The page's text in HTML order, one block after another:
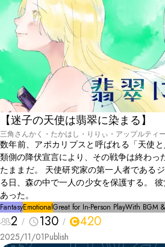
【迷子の天使は翡翠に染まる】
三角さんかく・たかはし・りりぃ・アップルティー
数年前、アポカリプスと呼ばれる「天使
類側の降伏宣言により、その戦争は終わっ
たままだ。 天使研究家の第一人者であるジェイド・グレイス。 彼はあ
る日、森の中で一人の少女を保護する。 彼女……エールの背中には翼が
あった。
FantasyEmotionalGreat for In-Person PlayWith BGM
2 130 420
2025/11/01Publish